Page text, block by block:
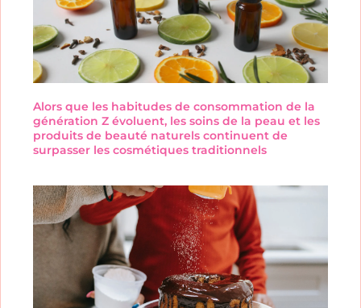
Alors que les habitudes de consommation de la
génération Z évoluent, les soins de la peau et les
produits de beauté naturels continuent de
surpasser les cosmétiques traditionnels